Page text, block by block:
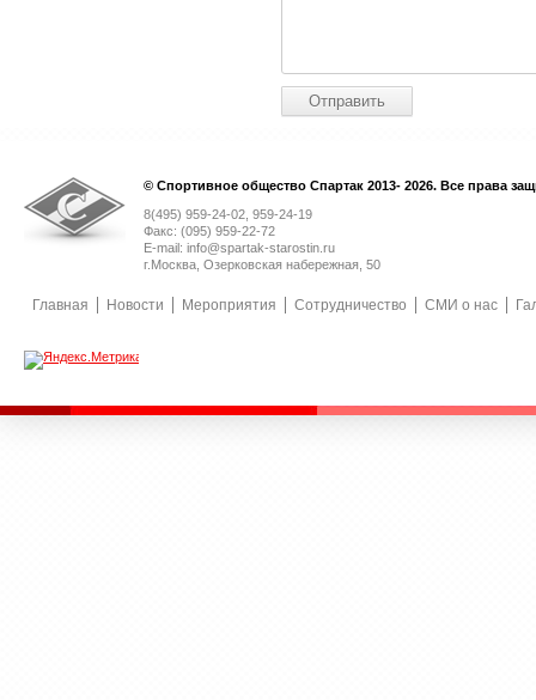
© Спортивное общество Спартак 2013- 2026. Все права
8(495) 959-24-02, 959-24-19
Факс: (095) 959-22-72
E-mail: info@spartak-starostin.ru
г.Москва, Озерковская набережная, 50
Главная Новости Мероприятия Сотрудничество СМИ о нас